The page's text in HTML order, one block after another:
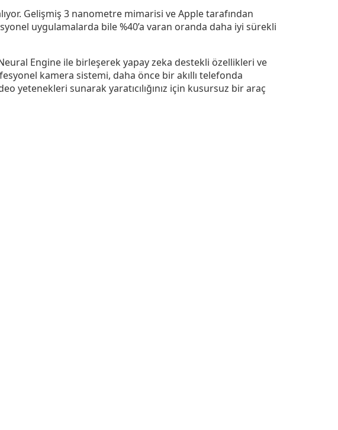
Gelişmiş 3 nanometre mimarisi ve Apple tarafından
uygulamalarda bile %40’a varan oranda daha iyi sürekli
Engine ile birleşerek yapay zeka destekli özellikleri ve
kamera sistemi, daha önce bir akıllı telefonda
yetenekleri sunarak yaratıcılığınız için kusursuz bir araç